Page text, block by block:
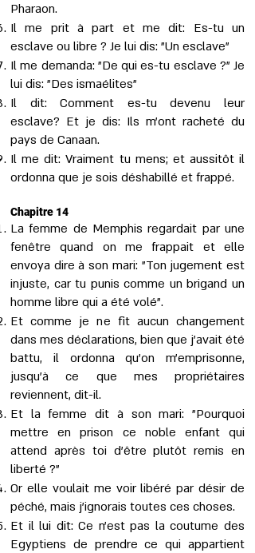
Pharaon.
Il me prit à part et me dit: Es-tu un
esclave ou libre ? Je lui dis: "Un esclave"
Il me demanda: "De qui es-tu esclave ?" Je
lui dis: "Des ismaélites"
Il dit: Comment es-tu devenu leur
esclave? Et je dis: Ils m’ont racheté du
pays de Canaan.
Il me dit: Vraiment tu mens; et aussitôt il
ordonna que je sois déshabillé et frappé.
Chapitre 14
La femme de Memphis regardait par une
fenêtre quand on me frappait et elle
envoya dire à son mari: "Ton jugement est
injuste, car tu punis comme un brigand un
homme libre qui a été volé".
Et comme je ne fit aucun changement
dans mes déclarations, bien que j’avait été
battu, il ordonna qu'on m'emprisonne,
jusqu’à ce que mes propriétaires
reviennent, dit-il.
Et la femme dit à son mari: "Pourquoi
mettre en prison ce noble enfant qui
attend après toi d’être plutôt remis en
liberté ?"
Or elle voulait me voir libéré par désir de
péché, mais j'ignorais toutes ces choses.
Et il lui dit: Ce n’est pas la coutume des
Egyptiens de prendre ce qui appartient